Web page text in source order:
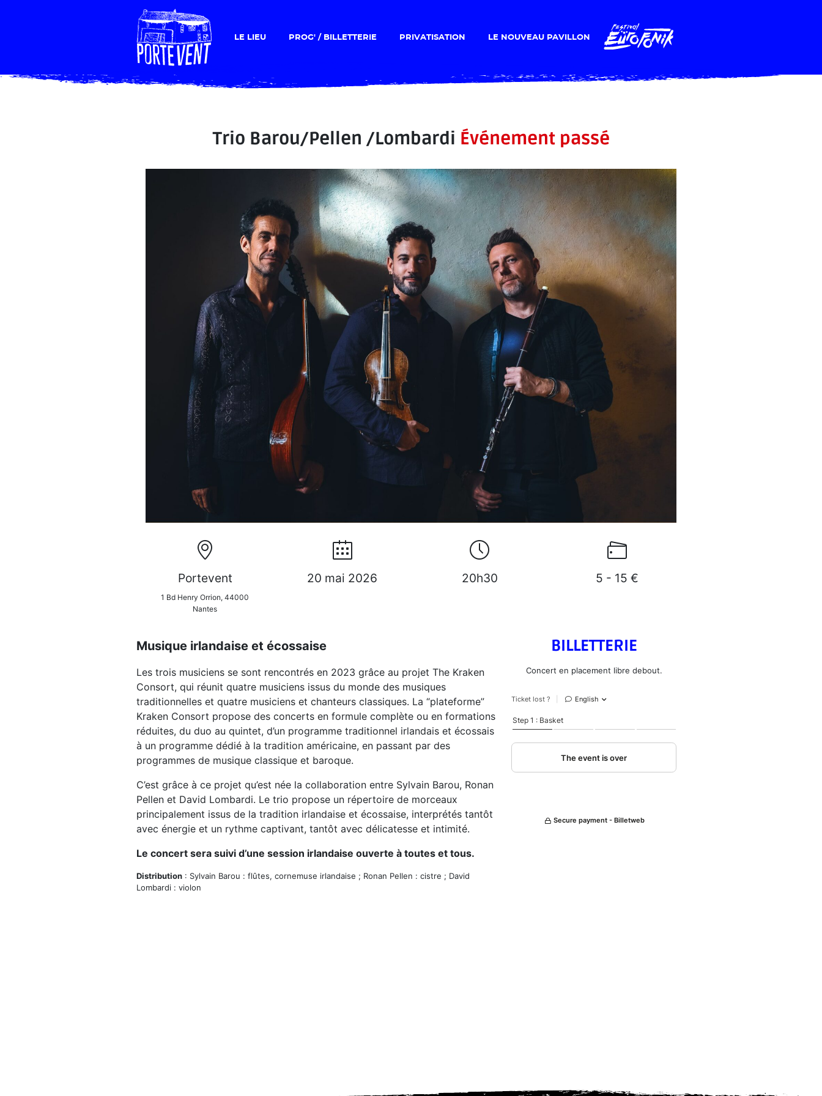
LE LIEU PROG' / BILLETTERIE PRIVATISATION LE NOUVEAU PAVILLON
Trio Barou/Pellen /Lombardi Événement passé
Portevent
1 Bd Henry Orrion, 44000
Nantes
20 mai 2026 20h30 5 - 15 €
Musique irlandaise et écossaise
Les trois musiciens se sont rencontrés en 2023 grâce au projet The Kraken
Consort, qui réunit quatre musiciens issus du monde des musiques
traditionnelles et quatre musiciens et chanteurs classiques. La “plateforme”
Kraken Consort propose des concerts en formule complète ou en formations
réduites, du duo au quintet, d’un programme traditionnel irlandais et écossais
à un programme dédié à la tradition américaine, en passant par des
programmes de musique classique et baroque.
C’est grâce à ce projet qu’est née la collaboration entre Sylvain Barou, Ronan
Pellen et David Lombardi. Le trio propose un répertoire de morceaux
principalement issus de la tradition irlandaise et écossaise, interprétés tantôt
avec énergie et un rythme captivant, tantôt avec délicatesse et intimité.
Le concert sera suivi d’une session irlandaise ouverte à toutes et tous.
Distribution : Sylvain Barou : flûtes, cornemuse irlandaise ; Ronan Pellen : cistre ; David
Lombardi : violon
BILLETTERIE
Concert en placement libre debout.